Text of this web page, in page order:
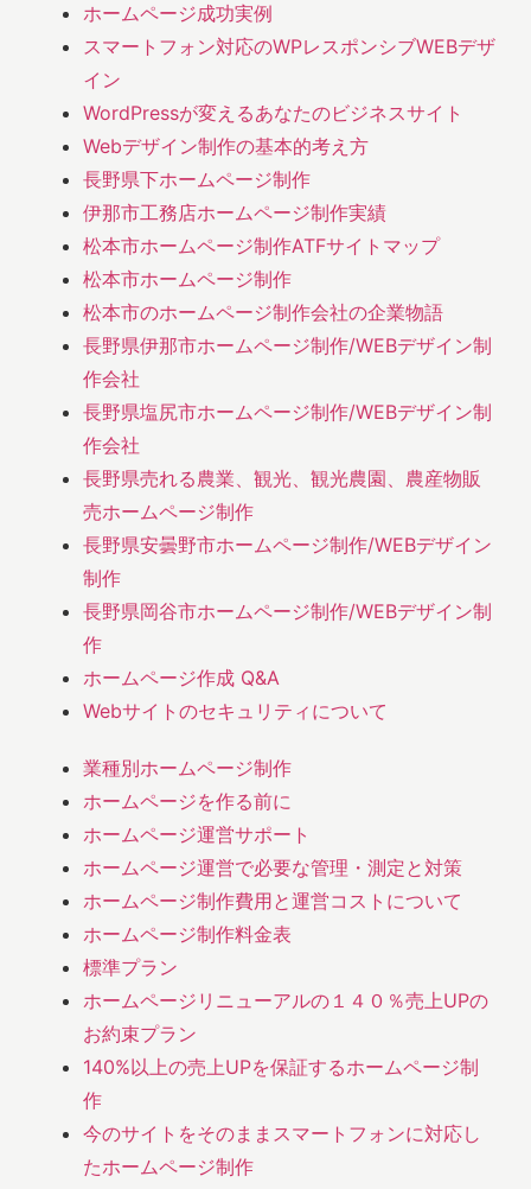
ホームページ成功実例
スマートフォン対応のWPレスポンシブWEBデザ
イン
WordPressが変えるあなたのビジネスサイト
Webデザイン制作の基本的考え方
長野県下ホームページ制作
伊那市工務店ホームページ制作実績
松本市ホームページ制作ATFサイトマップ
松本市ホームページ制作
松本市のホームページ制作会社の企業物語
長野県伊那市ホームページ制作/WEBデザイン制
作会社
長野県塩尻市ホームページ制作/WEBデザイン制
作会社
長野県売れる農業、観光、観光農園、農産物販
売ホームページ制作
長野県安曇野市ホームページ制作/WEBデザイン
制作
長野県岡谷市ホームページ制作/WEBデザイン制
作
ホームページ作成 Q&A
Webサイトのセキュリティについて
業種別ホームページ制作
ホームページを作る前に
ホームページ運営サポート
ホームページ運営で必要な管理・測定と対策
ホームページ制作費用と運営コストについて
ホームページ制作料金表
標準プラン
ホームページリニューアルの１４０％売上UPの
お約束プラン
140%以上の売上UPを保証するホームページ制
作
今のサイトをそのままスマートフォンに対応し
たホームページ制作